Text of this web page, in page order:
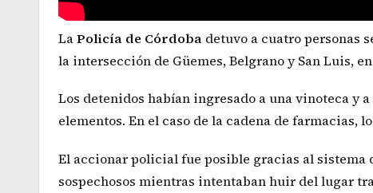
LaPolicía de Córdoba detuvo a cuatro personas
la intersección de Güemes, Belgrano y San Luis,
Los detenidos habían ingresado a una vinoteca y
elementos. En el caso de la cadena de farmacias,
El accionar policial fue posible gracias al sistema
sospechosos mientras intentaban huir del lugar